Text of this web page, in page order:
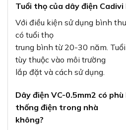
Tuổi thọ của dây điện Cadivi
Với điều kiện sử dụng bình
có tuổi thọ
trung bình từ 20-30 năm.
tùy thuộc vào môi trường
lắp đặt và cách sử dụng.
Dây điện VC-0.5mm2 có
thống điện trong nhà
không?